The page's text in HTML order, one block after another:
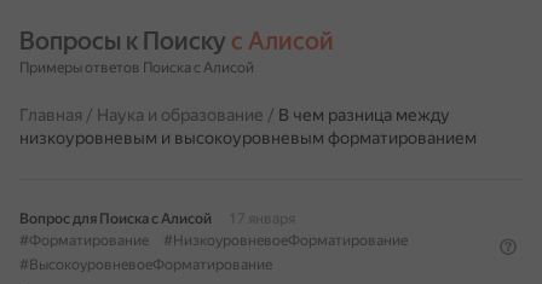
Вопросы к Поиску с Алисой
Примеры ответов Поиска с Алисой
Главная / Наука и образование / В чем разница между
низкоуровневым и высокоуровневым форматированием
Вопрос для Поиска с Алисой
17 января
#Форматирование
#НизкоуровневоеФорматирование
#ВысокоуровневоеФорматирование